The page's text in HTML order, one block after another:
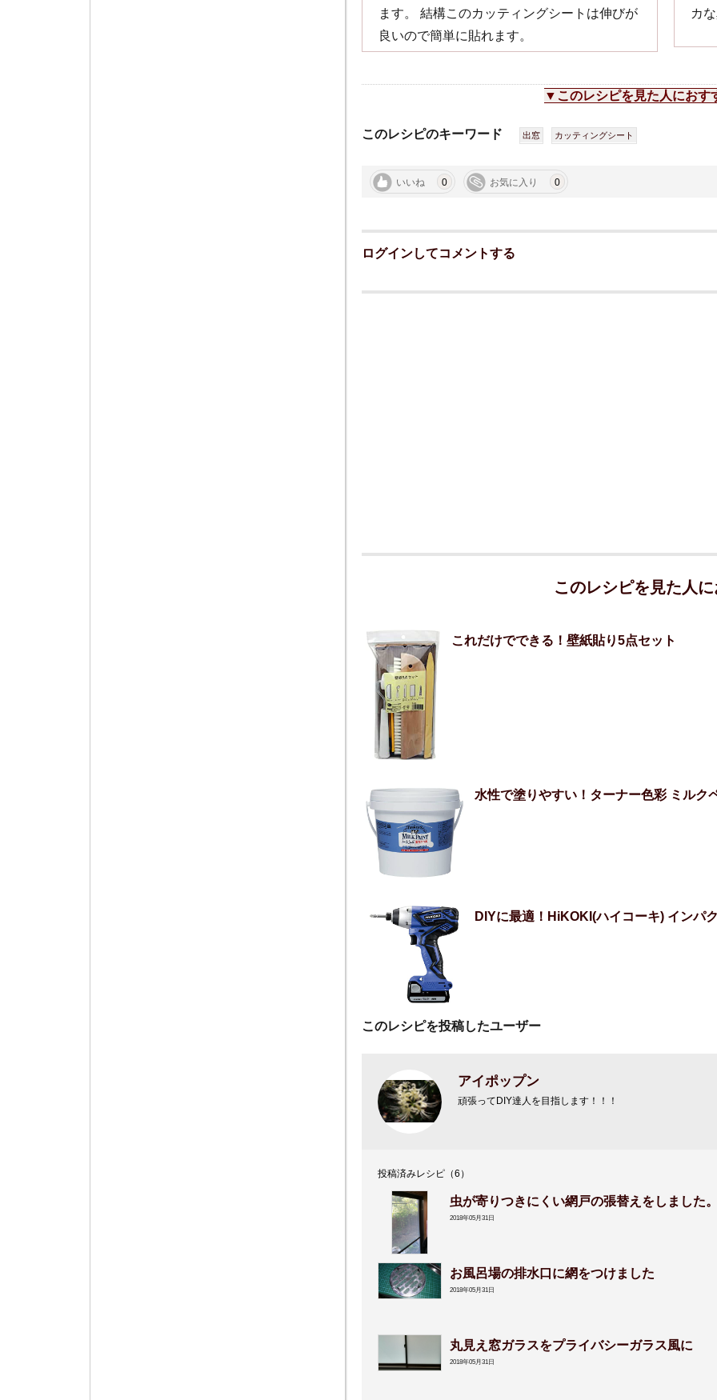
ます。 結構このカッティングシートは伸びが
良いので簡単に貼れます。
カ
▼このレシピを見た人にお
このレシピのキーワード 出窓 カッティングシート
いいね 0 お気に入り 0
ログインしてコメントする
このレシピを見た人
これだけでできる！壁紙貼り5点セット
水性で塗りやすい！ターナー色彩 ミルク
DIYに最適！HiKOKI(ハイコーキ) インパ
このレシピを投稿したユーザー
アイポップン
頑張ってDIY達人を目指します！！！
投稿済みレシピ（6）
虫が寄りつきにくい網戸の張替えをしました
2018年05月31日
お風呂場の排水口に網をつけました
2018年05月31日
丸見え窓ガラスをプライバシーガラス風に
2018年05月31日